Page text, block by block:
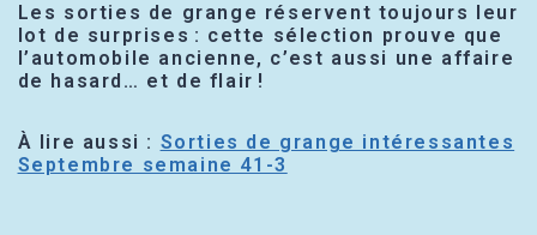
Les sorties de grange réservent toujours leur
lot de surprises : cette sélection prouve que
l’automobile ancienne, c’est aussi une affaire
de hasard… et de flair !
À lire aussi : Sorties de grange intéressantes
Septembre semaine 41-3